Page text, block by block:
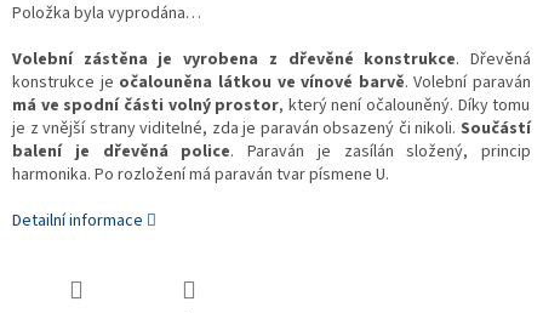
Položka byla vyprodána…
Volební zástěna je vyrobena z dřevěné konstrukce. Dřevěná
konstrukce je očalouněna látkou ve vínové barvě. Volební paraván
má ve spodní části volný prostor, který není očalouněný. Díky tomu
je z vnější strany viditelné, zda je paraván obsazený či nikoli. Součástí
balení je dřevěná police. Paraván je zasílán složený, princip
harmonika. Po rozložení má paraván tvar písmene U.
Detailní informace